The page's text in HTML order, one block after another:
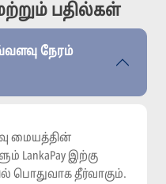
பதில்கள்
நேரம்
மையத்தின்
இற்கு
பொதுவாக தீர்வாகும்.